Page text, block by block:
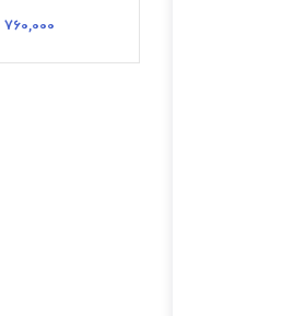
760,000